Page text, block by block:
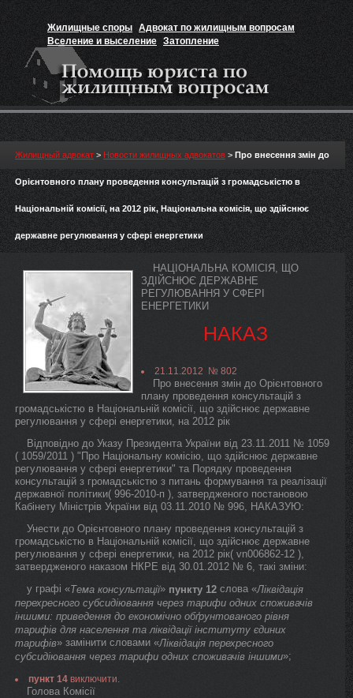
Жилищные споры Адвокат по жилищным вопросам
Вселение и выселение Затопление
Признание прав на жильё
Жилищный адвокат > Новости жилищных адвокатов > Про внесення змін до
Орієнтовного плану проведення консультацій з громадськістю в
Національній комісії, на 2012 рік, Національна комісія, що здійснює
державне регулювання у сфері енергетики
НАЦІОНАЛЬНА КОМІСІЯ, ЩО
ЗДІЙСНЮЄ ДЕРЖАВНЕ
РЕГУЛЮВАННЯ У СФЕРІ
ЕНЕРГЕТИКИ
НАКАЗ
21.11.2012 № 802
Про внесення змін до Орієнтовного
плану проведення консультацій з
громадськістю в Національній комісії, що здійснює державне
регулювання у сфері енергетики, на 2012 рік
Відповідно до Указу Президента України від 23.11.2011 № 1059
( 1059/2011 ) "Про Національну комісію, що здійснює державне
регулювання у сфері енергетики" та Порядку проведення
консультацій з громадськістю з питань формування та реалізації
державної політики( 996-2010-п ), затвердженого постановою
Кабінету Міністрів України від 03.11.2010 № 996, НАКАЗУЮ:
Унести до Орієнтовного плану проведення консультацій з
громадськістю в Національній комісії, що здійснює державне
регулювання у сфері енергетики, на 2012 рік( vn006862-12 ),
затвердженого наказом НКРЕ від 30.01.2012 № 6, такі зміни:
у графі «Тема консультації» пункту 12 слова «Ліквідація
перехресного субсидіювання через тарифи одних споживачів
іншими: приведення до економічно обґрунтованого рівня
тарифів для населення та ліквідації інституту єдиних
тарифів» замінити словами «Ліквідація перехресного
субсидіювання через тарифи одних споживачів іншими»;
пункт 14 виключити.
Голова Комісії